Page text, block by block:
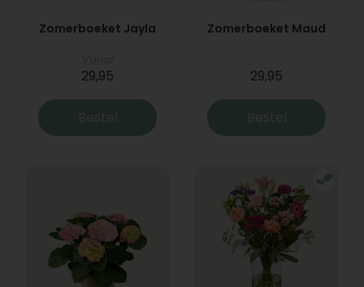
Zomerboeket Jayla
29,95
Bestel
Zomerboeket Maud
29,95
Bestel